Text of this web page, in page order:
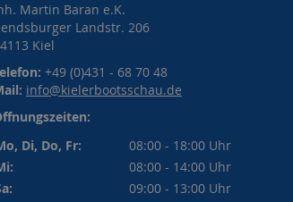
Martin Baran e.K.
Landstr. 206
Kiel
+49 (0)431 - 68 70 48
info@kielerbootsschau.de
Di, Do, Fr:
08:00 - 18:00 Uhr
08:00 - 14:00 Uhr
09:00 - 13:00 Uhr